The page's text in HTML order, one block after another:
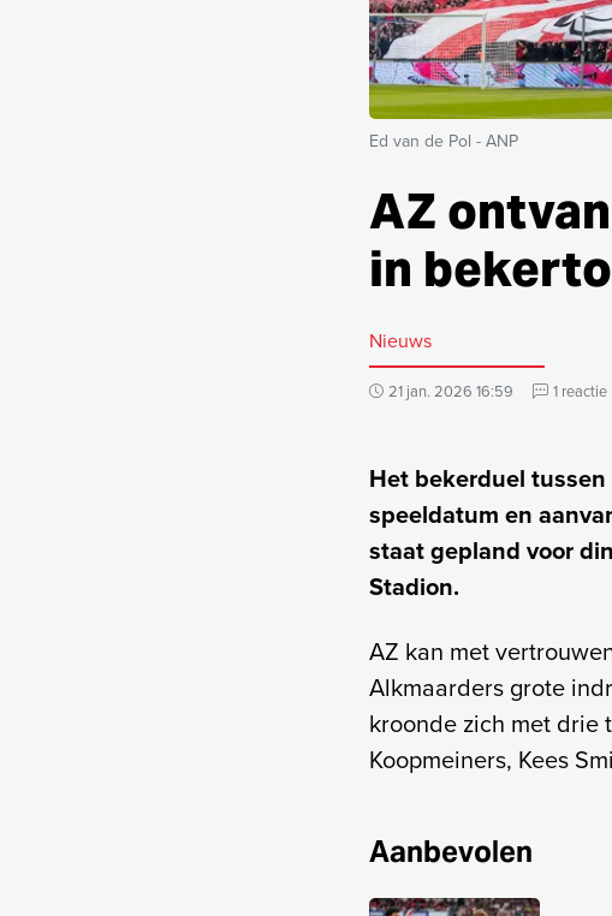
Ed van de Pol - ANP
AZ
in
Nieuws
21 jan. 2026 16:59 1 reactie
Het bekerduel
speeldatum en
staat gepland voor
Stadion.
AZ kan met
Alkmaarders grote
kroonde zich met drie
Koopmeiners, Kees
Aanbevolen